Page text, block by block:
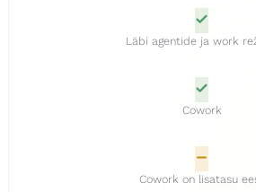
Läbi agentide ja work
Cowork
Cowork on lisatasu